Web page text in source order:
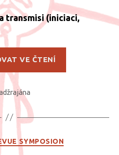
transmisi (iniciaci,
VE ČTENÍ
Rubriky
SYMPOSION